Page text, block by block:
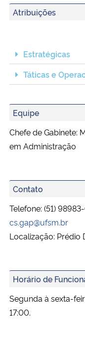
Atribuições
Estratégicas
Táticas e
Equipe
Chefe de Gabinete:
em Administração
Contato
Telefone: (51)
cs.gap@ufsm.br
Localização: Prédio
Horário de
Segunda à sexta-
17:00.